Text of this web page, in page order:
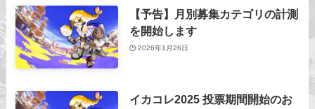
【予告】月別募集カテゴリの計測
を開始します
2026年1月26日
イカコレ2025 投票期間開始のお